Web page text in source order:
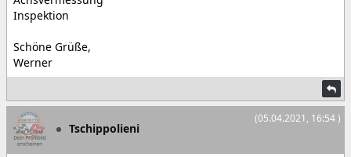
Inspektion
Schöne Grüße,
Werner
(05.04.2021, 16:54 )
Tschippolieni